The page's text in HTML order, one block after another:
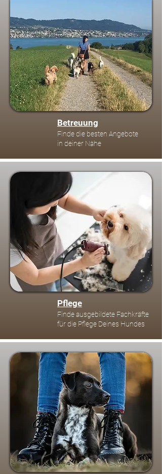
Betreuung
Finde die besten Angebote
in deiner Nähe
Pflege
Finde ausgebildete Fachkräfte
für die Pflege Deines Hundes